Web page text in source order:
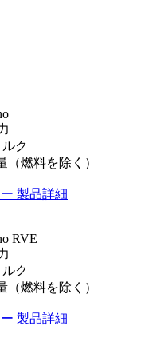
ク
（燃料を除く）
製品詳細
RVE
ク
（燃料を除く）
製品詳細